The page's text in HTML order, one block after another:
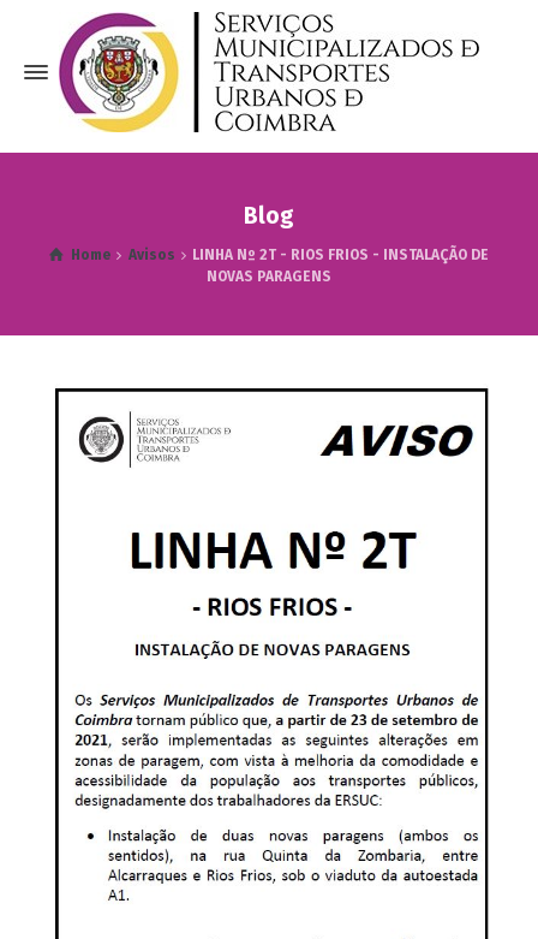
Blog
Home Avisos
LINHA Nº 2T - RIOS FRIOS - INSTALAÇÃO DE
NOVAS PARAGENS